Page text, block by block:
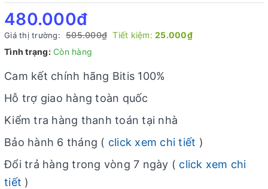
480.000₫
Giá thị trường: 505.000₫ Tiết kiệm: 25.000₫
Tình trạng: Còn hàng
Cam kết chính hãng Bitis 100%
Hỗ trợ giao hàng toàn quốc
Kiểm tra hàng thanh toán tại nhà
Bảo hành 6 tháng ( click xem chi tiết )
Đổi trả hàng trong vòng 7 ngày ( click xem chi
tiết )